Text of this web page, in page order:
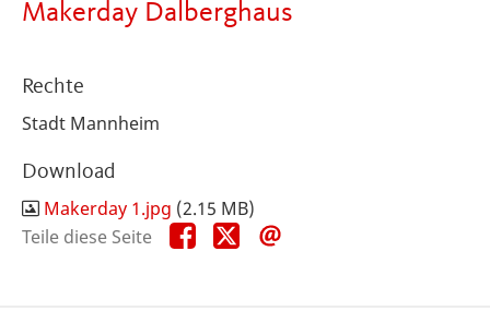
Makerday Dalberghaus
Rechte
Stadt Mannheim
Download
Makerday 1.jpg (2.15 MB)
Teile diese Seite
Teile
diese
Teile
diese